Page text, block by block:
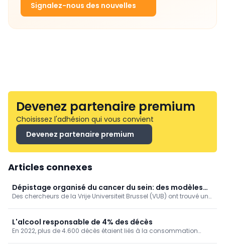
Signalez-nous des nouvelles
Devenez partenaire premium
Choisissez l'adhésion qui vous convient
Devenez partenaire premium
Articles connexes
Dépistage organisé du cancer du sein: des modèles
de simulation encore plus fiables (VUB)
Des chercheurs de la Vrije Universiteit Brussel (VUB) ont trouvé un
L'alcool responsable de 4% des décès
En 2022, plus de 4.600 décès étaient liés à la consommation